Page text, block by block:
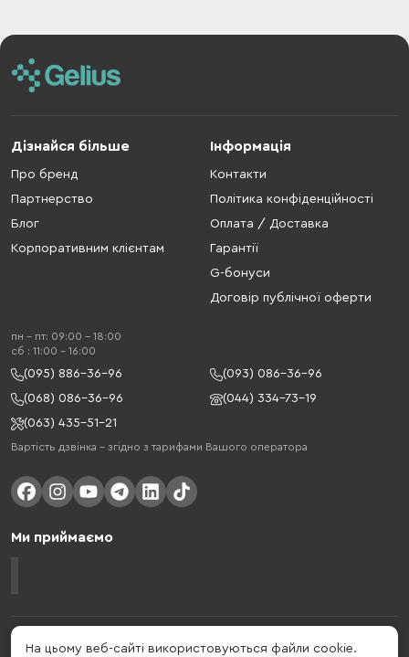
Дізнайся більше
Про бренд
Партнерство
Блог
Корпоративним клієнтам
Інформація
Контакти
Політика конфіденційності
Оплата / Доставка
Гарантії
G-бонуси
Договір публічної оферти
пн - пт: 09:00 - 18:00
cб : 11:00 - 16:00
(095) 886-36-96
(093) 086-36-96
(068) 086-36-96
(044) 334-73-19
(063) 435-51-21
Вартість дзвінка – згідно з тарифами Вашого оператора
Ми приймаємо
Gelius - український бренд, який активно розвивається у сфері смарт
На цьому веб-сайті використовуються файли cookie.